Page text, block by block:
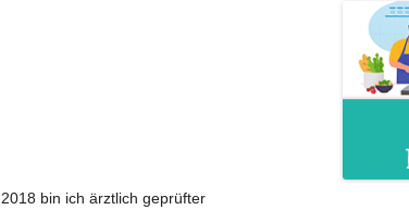
GESPRÄCHSKREIS HASSAN EL
ÄRZTLICHER RAT DR. BIRMANNS
ORDNUNG UNSERER NAHRUNG
bin ich ärztlich geprüfter